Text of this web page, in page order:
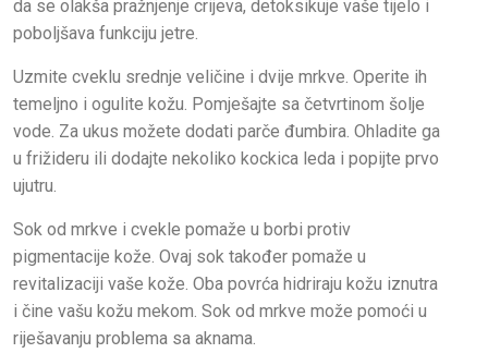
da se olakša pražnjenje crijeva, detoksikuje vaše tijelo i
poboljšava funkciju jetre.
Uzmite cveklu srednje veličine i dvije mrkve. Operite ih
temeljno i ogulite kožu. Pomješajte sa četvrtinom šolje
vode. Za ukus možete dodati parče đumbira. Ohladite ga
u frižideru ili dodajte nekoliko kockica leda i popijte prvo
ujutru.
Sok od mrkve i cvekle pomaže u borbi protiv
pigmentacije kože. Ovaj sok također pomaže u
revitalizaciji vaše kože. Oba povrća hidriraju kožu iznutra
i čine vašu kožu mekom. Sok od mrkve može pomoći u
riješavanju problema sa aknama.